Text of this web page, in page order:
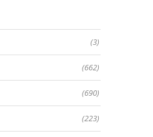
(3)
(662)
(690)
(223)